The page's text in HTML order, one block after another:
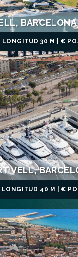
LONGITUD 30 M | €
VELL,
LONGITUD 40 M | €